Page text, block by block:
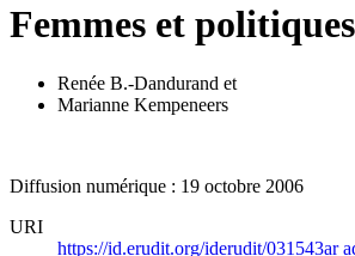
Femmes et
Renée B.-Dandurand et
Marianne Kempeneers
Diffusion numérique : 19 octobre 2006
URI
https://id.erudit.org/iderudit/031543ar